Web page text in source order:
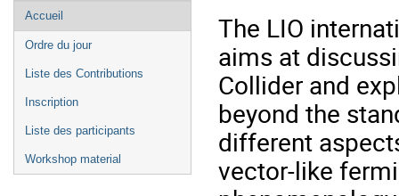
Menu
de
l'événement
Accueil
Ordre du jour
Liste des Contributions
Inscription
Liste des participants
Workshop material
The LIO
aims at
Collider and
beyond the
different
vector-like